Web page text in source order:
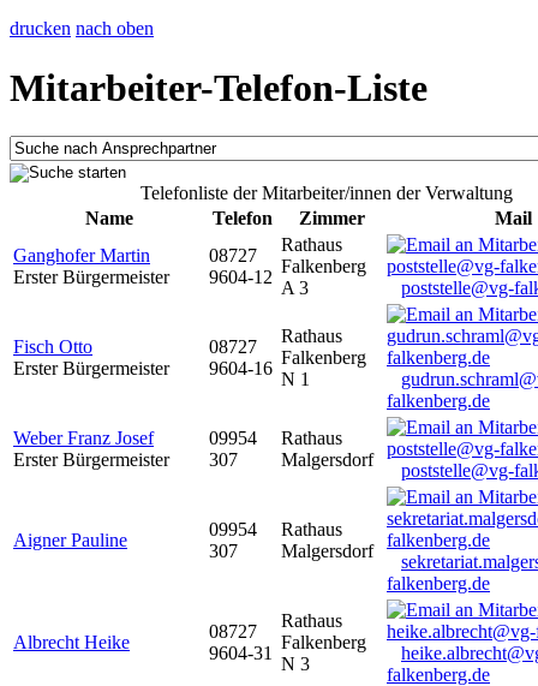
drucken nach oben
Mitarbeiter-Telefon-Liste
Telefonliste der Mitarbeiter/innen der Verwaltung
Name
Telefon Zimmer
Mail
Ganghofer Martin
Erster Bürgermeister
08727
9604-12
Rathaus
Falkenberg
A 3
poststelle@vg-
Fisch Otto
Erster Bürgermeister
08727
9604-16
Rathaus
Falkenberg
N 1
falkenberg.de
Weber Franz Josef
Erster Bürgermeister
09954
307
Rathaus
Malgersdorf
poststelle@vg-
Aigner Pauline
09954
307
Rathaus
Malgersdorf
falkenberg.de
Albrecht Heike
08727
9604-31
Rathaus
Falkenberg
N 3
falkenberg.de